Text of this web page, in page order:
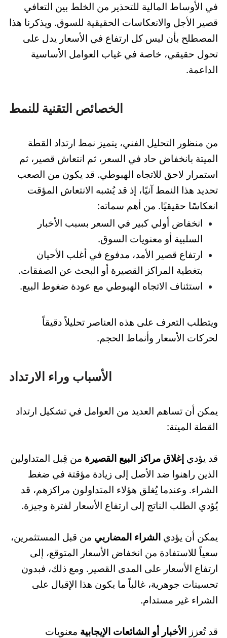
في الأوساط المالية للتحذير من الخلط بين التعافي
قصير الأجل والانعكاسات الحقيقية للسوق. ويذكرنا هذا
المصطلح بأن ليس كل ارتفاع في الأسعار يدل على
تحول حقيقي، خاصة في غياب العوامل الأساسية
الداعمة.
الخصائص التقنية للنمط
من منظور التحليل الفني، يتميز نمط ارتداد القطة
الميتة بانخفاض حاد في السعر، ثم انتعاش قصير، ثم
استمرار لاحق للاتجاه الهبوطي. قد يكون من الصعب
تحديد هذا النمط آنيًا، إذ قد يُشبه الانتعاش المؤقت
انعكاسًا حقيقيًا. من أهم سماته:
انخفاض أولي كبير في السعر بسبب الأخبار
السلبية أو معنويات السوق.
ارتفاع قصير الأمد، مدفوع في أغلب الأحيان
بتغطية المراكز القصيرة أو البحث عن الصفقات.
استئناف الاتجاه الهبوطي مع عودة ضغوط البيع.
ويتطلب التعرف على هذه العناصر تحليلاً دقيقاً
لحركات الأسعار وأنماط الحجم.
الأسباب وراء الارتداد
يمكن أن تساهم العديد من العوامل في تشكيل ارتداد
القطة الميتة:
قد يؤدي إغلاق مراكز البيع القصيرة من قِبل المتداولين
الذين راهنوا ضد الأصل إلى زيادة مؤقتة في ضغط
الشراء. وعندما يُغلق هؤلاء المتداولون مراكزهم، قد
يُؤدي الطلب الناتج إلى ارتفاع الأسعار لفترة وجيزة.
يمكن أن يؤدي الشراء المضاربي من قبل المستثمرين،
سعياً للاستفادة من انخفاض الأسعار المتوقع، إلى
ارتفاع الأسعار على المدى القصير. ومع ذلك، فبدون
تحسينات جوهرية، غالباً ما يكون هذا الإقبال على
الشراء غير مستدام.
قد تُعزز الأخبار أو الشائعات الإيجابية معنويات